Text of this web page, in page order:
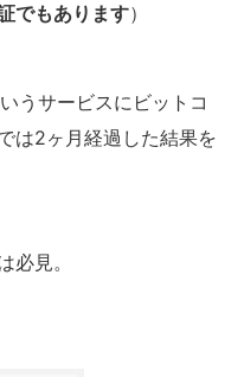
でもあります）
いうサービスにビットコ
は2ヶ月経過した結果を
必見。